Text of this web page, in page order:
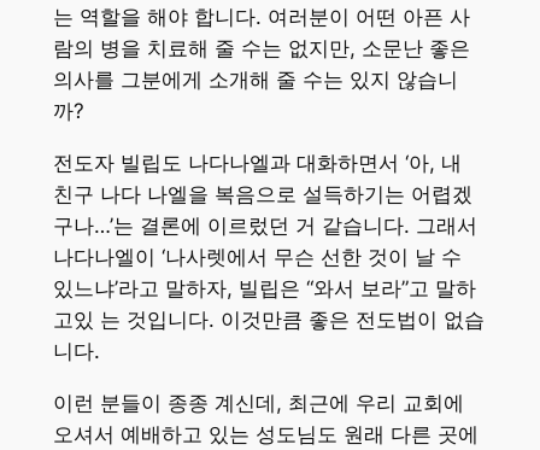
는 역할을 해야 합니다. 여러분이 어떤 아픈 사
람의 병을 치료해 줄 수는 없지만, 소문난 좋은
의사를 그분에게 소개해 줄 수는 있지 않습니
까?
전도자 빌립도 나다나엘과 대화하면서 ‘아, 내
친구 나다 나엘을 복음으로 설득하기는 어렵겠
구나…’는 결론에 이르렀던 거 같습니다. 그래서
나다나엘이 ‘나사렛에서 무슨 선한 것이 날 수
있느냐’라고 말하자, 빌립은 “와서 보라”고 말하
고있 는 것입니다. 이것만큼 좋은 전도법이 없습
니다.
이런 분들이 종종 계신데, 최근에 우리 교회에
오셔서 예배하고 있는 성도님도 원래 다른 곳에